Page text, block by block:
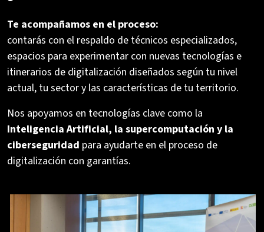
Te acompañamos en el proceso:
contarás con el respaldo de técnicos especializados,
espacios para experimentar con nuevas tecnologías e
itinerarios de digitalización diseñados según tu nivel
actual, tu sector y las características de tu territorio.
Nos apoyamos en tecnologías clave como la
Inteligencia Artificial, la supercomputación y la
ciberseguridad para ayudarte en el proceso de
digitalización con garantías.